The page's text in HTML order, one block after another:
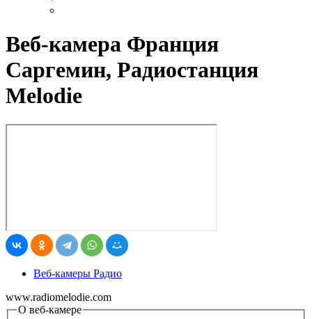
Веб-камера Франция
Саргемин, Радиостанция
Melodie
Веб-камеры Радио
www.radiomelodie.com
О веб-камере